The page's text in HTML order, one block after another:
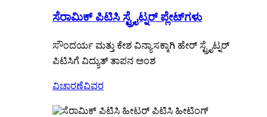
ಸೆರಾಮಿಕ್ ಪಿಟಿಸಿ ಸ್ಟ್ರೈಟ್ನರ್ ಪ್ಲೇಟ್‌ಗಳು
ಸೌಂದರ್ಯ ಮತ್ತು ಕೇಶ ವಿನ್ಯಾಸಕ್ಕಾಗಿ ಹೇರ್ ಸ್ಟ್ರೈಟ್ನರ್
ಪಿಟಿಸಿಗೆ ವಿದ್ಯುತ್ ತಾಪನ ಅಂಶ
ವಿಚಾರಣೆವಿವರ